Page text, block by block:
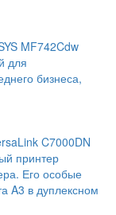
MF742Cdw
для
бизнеса,
C7000DN
принтер
Его особые
A3 в дуплексном